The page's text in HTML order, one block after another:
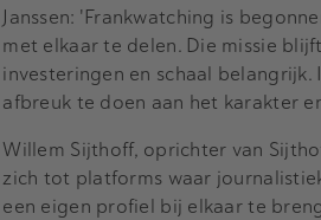
Janssen: 'Frankwatching is
met elkaar te delen. Die missie
investeringen en schaal
afbreuk te doen aan het karakter
Willem Sijthoff, oprichter van
zich tot platforms waar
een eigen profiel bij elkaar te